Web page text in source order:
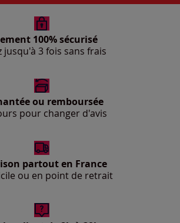
100% sécurisé
jusqu'à 3 fois sans frais
ou remboursée
pour changer d'avis
partout en France
ou en point de retrait